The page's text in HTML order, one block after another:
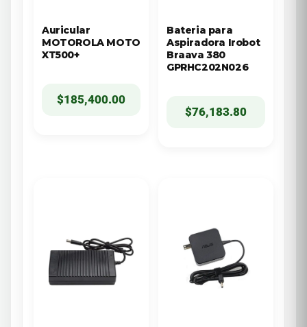
Auricular
MOTOROLA MOTO
XT500+
$185,400.00
Bateria para
Aspiradora Irobot
Braava 380
GPRHC202N026
$76,183.80